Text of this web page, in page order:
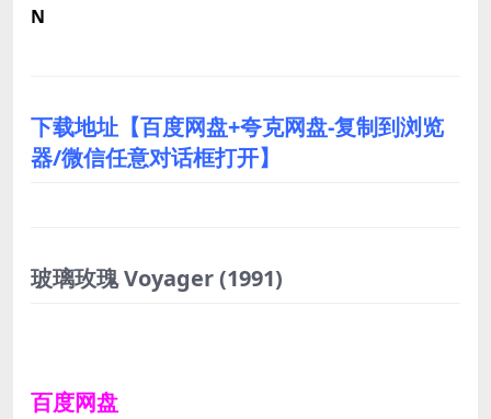
N
下载地址【百度网盘+夸克网盘-复制到浏览
器/微信任意对话框打开】
玻璃玫瑰 Voyager(1991)
百度网盘